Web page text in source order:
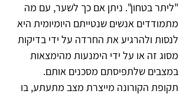
"ליתר בטחון". ניתן אם כך לשער, עם מה
מתמודדים אנשים שנטייתם היומיומית היא
לנסות ולהרגיע את החרדה על ידי בדיקות
מסוג זה או על ידי הימנעות מהימצאות
במצבים שלתפיסתם מסכנים אותם.
תקופת הקורונה מייצרת מצב מתעתע, בו